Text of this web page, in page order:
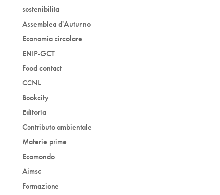
sostenibilita
Assemblea d'Autunno
Economia circolare
ENIP-GCT
Food contact
CCNL
Bookcity
Editoria
Contributo ambientale
Materie prime
Ecomondo
Aimsc
Formazione